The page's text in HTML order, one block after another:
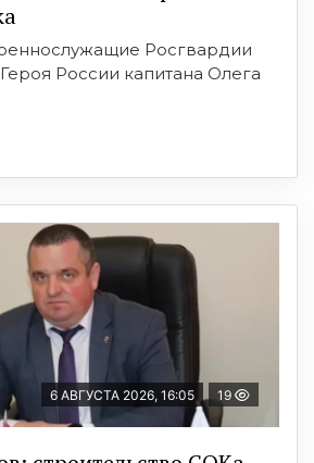
Росгвардии
России капитана Олега
6 АВГУСТА 2026, 16:05 19